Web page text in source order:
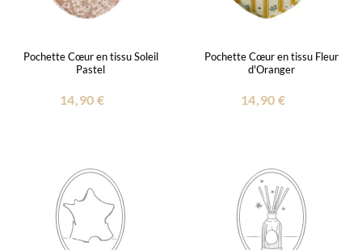
Pochette Cœur en tissu Soleil
Pastel
14,90 €
Pochette Cœur en tissu Fleur
d'Oranger
14,90 €